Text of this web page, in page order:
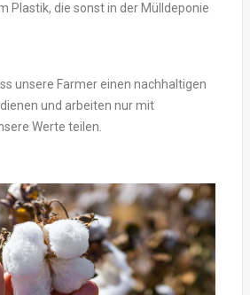
Plastik, die sonst in der Mülldeponie
unsere Farmer einen nachhaltigen
und arbeiten nur mit
Werte teilen.